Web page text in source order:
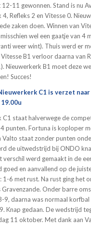
11 gewonnen. Stand is nu
4, Refleks 2 en Vitesse 0.
zaken doen. Winnen van
wel een gaatje van 4
weer wint). Thuis werd er
B1 verloor daarna van
Nieuwerkerk B1 moet deze
Succes!
C1 is verzet
C1 staat halverwege de
punten. Fortuna is koploper
Valto staat zonder punten
de uitwedstrijd bij ONDO
verschil werd gemaakt in de
goed en aanvallend op de
1-6 met rust. Na rust ging het
Gravenzande. Onder barre
9, daarna was normaal
Knap gedaan. De wedstrijd
11 oktober. Met dank aan